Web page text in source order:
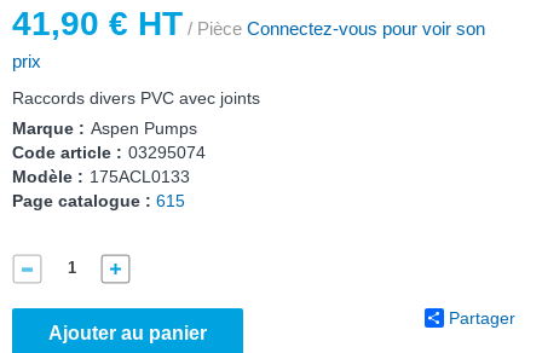
41,90 € HT / Pièce Connectez-vous pour voir son
prix
Raccords divers PVC avec joints
Marque : Aspen Pumps
Code article : 03295074
Modèle : 175ACL0133
Page catalogue : 615
Ajouter au panier
Partager